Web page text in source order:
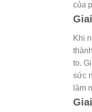
của
Khi
to.
sức
làm